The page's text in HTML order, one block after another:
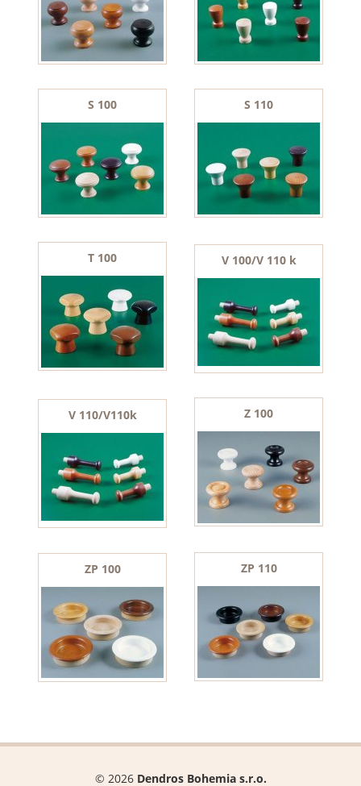
S 100 S 110
T 100 V 100/V 110 k
V 110/V110k Z 100
ZP 100 ZP 110
© 2026 Dendros Bohemia s.r.o.